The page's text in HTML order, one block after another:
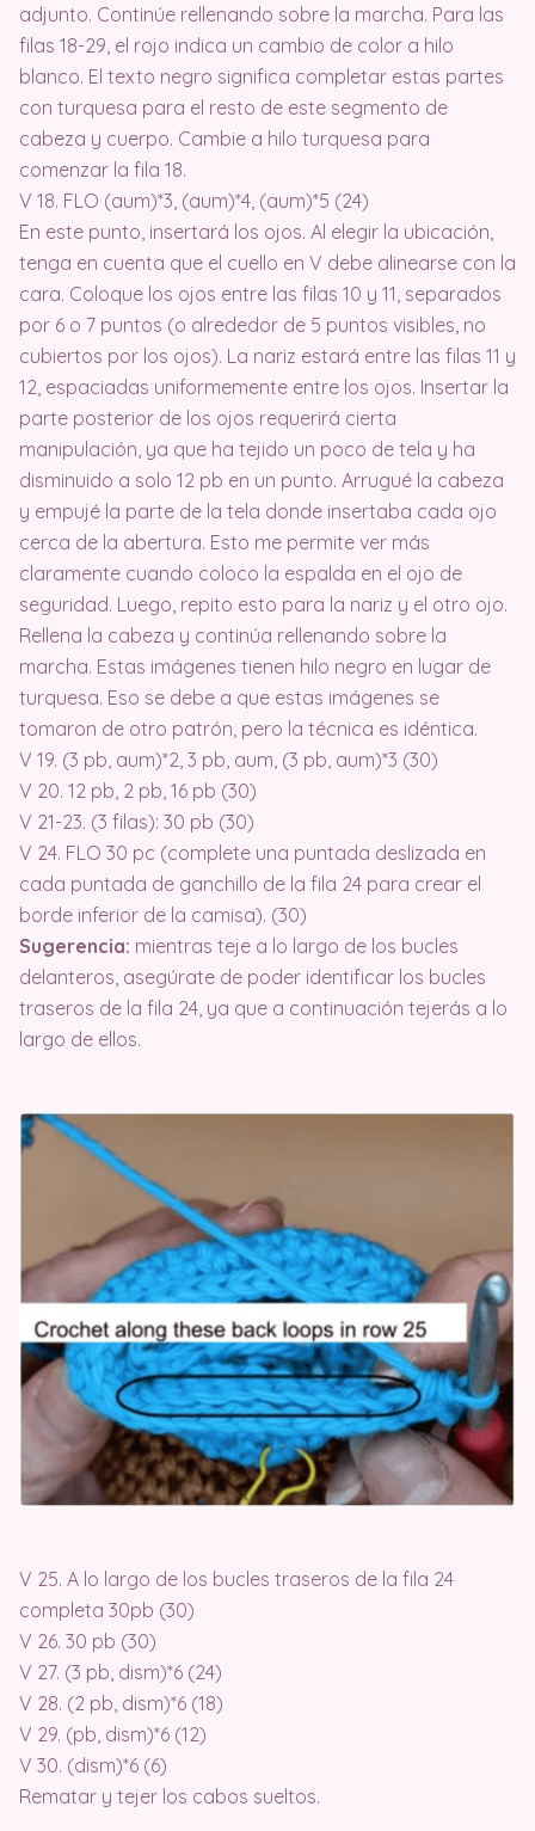
adjunto. Continúe rellenando sobre la marcha. Para las
filas 18-29, el rojo indica un cambio de color a hilo
blanco. El texto negro significa completar estas partes
con turquesa para el resto de este segmento de
cabeza y cuerpo. Cambie a hilo turquesa para
comenzar la fila 18.
V 18. FLO (aum)*3, (aum)*4, (aum)*5 (24)
En este punto, insertará los ojos. Al elegir la ubicación,
tenga en cuenta que el cuello en V debe alinearse con la
cara. Coloque los ojos entre las filas 10 y 11, separados
por 6 o 7 puntos (o alrededor de 5 puntos visibles, no
cubiertos por los ojos). La nariz estará entre las filas 11 y
12, espaciadas uniformemente entre los ojos. Insertar la
parte posterior de los ojos requerirá cierta
manipulación, ya que ha tejido un poco de tela y ha
disminuido a solo 12 pb en un punto. Arrugué la cabeza
y empujé la parte de la tela donde insertaba cada ojo
cerca de la abertura. Esto me permite ver más
claramente cuando coloco la espalda en el ojo de
seguridad. Luego, repito esto para la nariz y el otro ojo.
Rellena la cabeza y continúa rellenando sobre la
marcha. Estas imágenes tienen hilo negro en lugar de
turquesa. Eso se debe a que estas imágenes se
tomaron de otro patrón, pero la técnica es idéntica.
V 19. (3 pb, aum)*2, 3 pb, aum, (3 pb, aum)*3 (30)
V 20. 12 pb, 2 pb, 16 pb (30)
V 21-23. (3 filas): 30 pb (30)
V 24. FLO 30 pc (complete una puntada deslizada en
cada puntada de ganchillo de la fila 24 para crear el
borde inferior de la camisa). (30)
Sugerencia: mientras teje a lo largo de los bucles
delanteros, asegúrate de poder identificar los bucles
traseros de la fila 24, ya que a continuación tejerás a lo
largo de ellos.
V 25. A lo largo de los bucles traseros de la fila 24
completa 30pb (30)
V 26. 30 pb (30)
V 27. (3 pb, dism)*6 (24)
V 28. (2 pb, dism)*6 (18)
V 29. (pb, dism)*6 (12)
V 30. (dism)*6 (6)
Rematar y tejer los cabos sueltos.